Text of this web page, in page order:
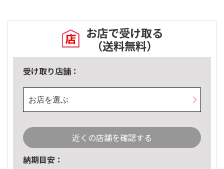
お店で受け取る
（送料無料）
受け取り店舗：
お店を選ぶ
近くの店舗を確認する
納期目安：